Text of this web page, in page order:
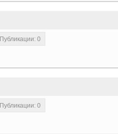
Публикации: 0
Публикации: 0